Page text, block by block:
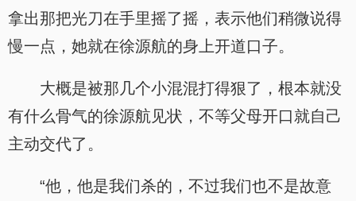
拿出那把光刀在手里摇了摇，表示他们稍微说得
慢一点，她就在徐源航的身上开道口子。
大概是被那几个小混混打得狠了，根本就没
有什么骨气的徐源航见状，不等父母开口就自己
主动交代了。
“他，他是我们杀的，不过我们也不是故意